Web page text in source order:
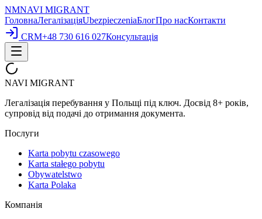
NMNAVI MIGRANT
ГоловнаЛегалізаціяUbezpieczeniaБлогПро насКонтакти
CRM+48 730 616 027Консультація
NAVI MIGRANT
Легалізація перебування у Польщі під ключ. Досвід 8+ років,
супровід від подачі до отримання документа.
Послуги
Karta pobytu czasowego
Karta stałego pobytu
Obywatelstwo
Karta Polaka
Компанія